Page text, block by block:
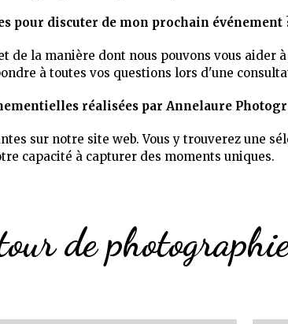
pour discuter de mon prochain événement
de la manière dont nous pouvons vous aider
à toutes vos questions lors d'une
réalisées par Annelaure
sur notre site web. Vous y trouverez une
capacité à capturer des moments uniques.
de